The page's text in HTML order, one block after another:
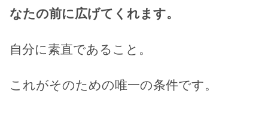
なたの前に広げてくれます。
自分に素直であること。
これがそのための唯一の条件です。